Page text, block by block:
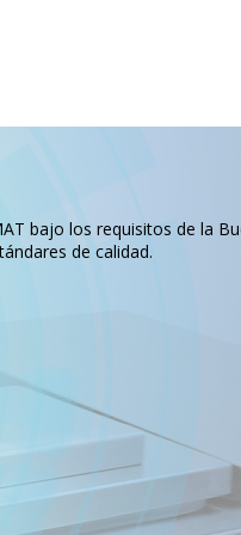
bajo los requisitos de la
de calidad.